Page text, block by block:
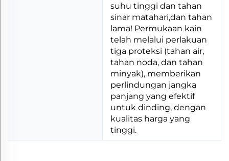
suhu tinggi dan tahan
sinar matahari,dan tahan
lama! Permukaan kain
telah melalui perlakuan
tiga proteksi (tahan air,
tahan noda, dan tahan
minyak), memberikan
perlindungan jangka
panjang yang efektif
untuk dinding, dengan
kualitas harga yang
tinggi.